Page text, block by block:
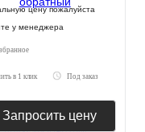
цену пожалуйста
у менеджера
в 1 клик Под заказ
Запросить цену